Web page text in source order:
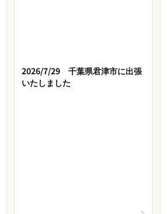
2026/7/29 千葉県君津市に出張
いたしました